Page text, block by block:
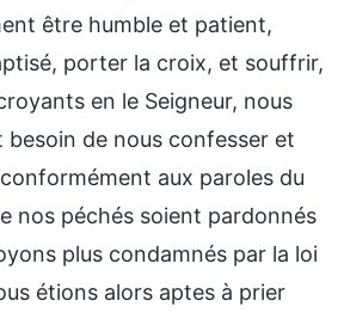
être humble et patient,
porter la croix, et souffrir,
en le Seigneur, nous
besoin de nous confesser et
aux paroles du
nos péchés soient pardonnés
plus condamnés par la loi
étions alors aptes à prier